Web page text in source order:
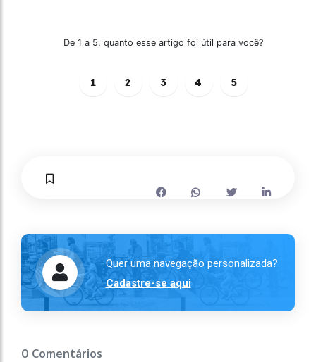
De 1 a 5, quanto esse artigo foi útil para você?
1 2 3 4 5
Quer uma navegação personalizada?
Cadastre-se aqui
0 Comentários